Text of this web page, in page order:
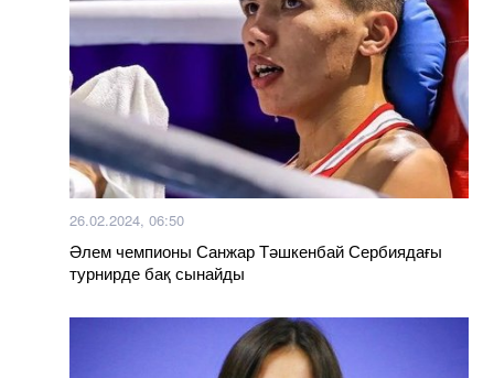
26.02.2024, 06:50
Әлем чемпионы Санжар Тәшкенбай Сербиядағы
турнирде бақ сынайды